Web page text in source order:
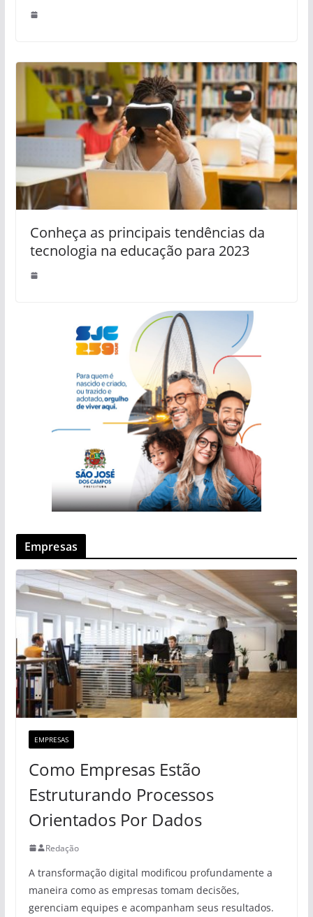
Conheça as principais tendências da
tecnologia na educação para 2023
Empresas
EMPRESAS
Como Empresas Estão
Estruturando Processos
Orientados Por Dados
Redação
A transformação digital modificou profundamente a
maneira como as empresas tomam decisões,
gerenciam equipes e acompanham seus resultados.